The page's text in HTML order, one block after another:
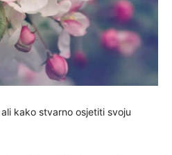
kako stvarno osjetiti svoju